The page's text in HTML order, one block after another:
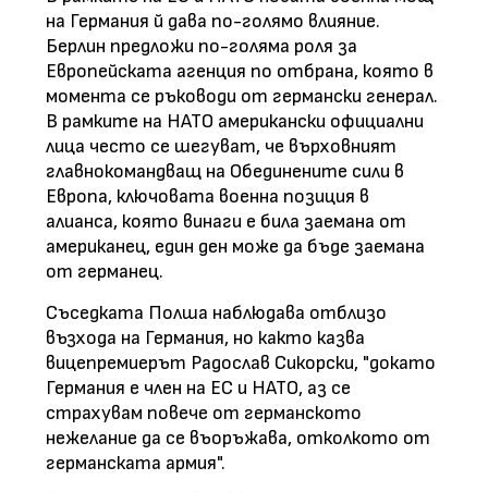
на Германия й дава по-голямо влияние.
Берлин предложи по-голяма роля за
Европейската агенция по отбрана, която в
момента се ръководи от германски генерал.
В рамките на НАТО американски официални
лица често се шегуват, че върховният
главнокомандващ на Обединените сили в
Европа, ключовата военна позиция в
алианса, която винаги е била заемана от
американец, един ден може да бъде заемана
от германец.
Съседката Полша наблюдава отблизо
възхода на Германия, но както казва
вицепремиерът Радослав Сикорски, "докато
Германия е член на ЕС и НАТО, аз се
страхувам повече от германското
нежелание да се въоръжава, отколкото от
германската армия".